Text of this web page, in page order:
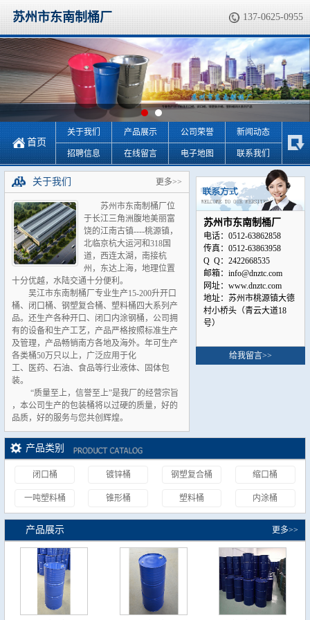
苏州市东南制桶厂 137-0625-0955
首页
关于我们 产品展示 公司荣誉 新闻动态
招聘信息 在线留言 电子地图 联系我们
更多>>
关于我们
苏州市东南制桶厂位
于长江三角洲腹地美丽富
饶的江南古镇----桃源镇，
北临京杭大运河和318国
道，西连太湖，南接杭
州，东达上海，地理位置
十分优越，水陆交通十分便利。
吴江市东南制桶厂专业生产15-200升开口
桶、闭口桶、钢塑复合桶、塑料桶四大系列产
品。还生产各种开口、闭口内涂钢桶，公司拥
有的设备和生产工艺，产品严格按照标准生产
及管理，产品畅销南方各地及海外。年可生产
各类桶50万只以上，广泛应用于化
工、医药、石油、食品等行业液体、固体包
装。
“质量至上，信誉至上”是我厂的经营宗旨
，本公司生产的包装桶将以过硬的质量，好的
品质，好的服务与您共创辉煌。
苏州市东南制桶厂
电话：0512-63862858
传真：0512-63863958
Q Q：2422668535
邮箱：info@dnztc.com
网址：www.dnztc.com
地址：苏州市桃源镇大德
村小桥头（青云大道18
号）
给我留言>>
产品类别
闭口桶 镀锌桶 钢塑复合桶 缩口桶
一吨塑料桶 锥形桶 塑料桶 内涂桶
产品展示 更多>>